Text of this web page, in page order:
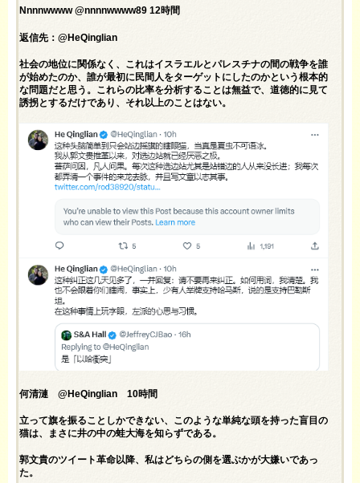
Nnnnwwww @nnnnwwww89 12時間
返信先：@HeQinglian
社会の地位に関係なく、これはイスラエルとパレスチナの間の戦争を誰
が始めたのか、誰が最初に民間人をターゲットにしたのかという根本的
な問題だと思う。これらの比率を分析することは無益で、道徳的に見て
誘拐とするだけであり、それ以上のことはない。
何清漣 @HeQinglian 10時間
立って旗を振ることしかできない、このような単純な頭を持った盲目の
猫は、まさに井の中の蛙大海を知らずである。
郭文貴のツイート革命以降、私はどちらの側を選ぶかが大嫌いであっ
た。